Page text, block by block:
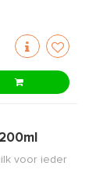
voor ieder